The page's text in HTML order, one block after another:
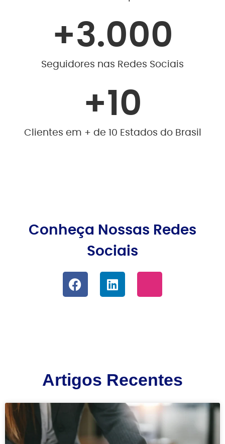
Seguidores nas Redes Sociais
+3.000
Clientes em + de 10 Estados do Brasil
+10
Conheça Nossas Redes
Sociais
Artigos Recentes